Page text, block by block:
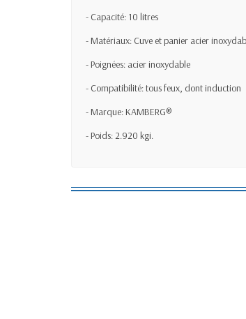
- Capacité: 10 litres
- Matériaux: Cuve et panier acier
- Poignées: acier inoxydable
- Compatibilité: tous feux, dont induction
- Marque:KAMBERG®
- Poids: 2.920 kgi.